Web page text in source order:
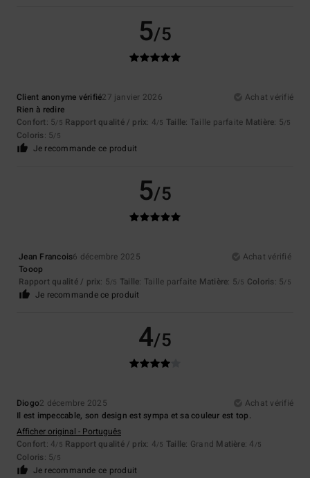
5/5
Client anonyme vérifié27 janvier 2026
Achat vérifié
Rien à redire
Confort: 5/5 Rapport qualité / prix: 4/5 Taille: Taille parfaite Matière: 5/5
Coloris: 5/5
Je recommande ce produit
5/5
Jean Francois6 décembre 2025
Achat vérifié
Tooop
Rapport qualité / prix: 5/5 Taille: Taille parfaite Matière: 5/5 Coloris: 5/5
Je recommande ce produit
4/5
Diogo2 décembre 2025
Achat vérifié
Il est impeccable, son design est sympa et sa couleur est top.
Afficher original - Português
Confort: 4/5 Rapport qualité / prix: 4/5 Taille: Grand Matière: 4 /5
Coloris: 5/5
Je recommande ce produit